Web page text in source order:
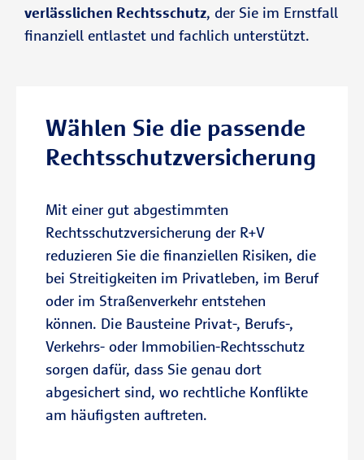
Telefonische Rechtsberatung und
rechtliche Orientierung und
unterstützt einvernehmliche
Zum Verkehrsrechtsschutz
Termin vereinbaren
So erhalten Sie rechtliche Unterstützung
genau dort, wo Konflikte häufig
Rechtsschutzes:
Konflikten rund um Ihr Objekt
Ganz gleich, ob es mit Vermieter,
Mieter, Nachbarn oder der
Hausverwaltung zu Konflikten
kommt: Der R+V-Immobilien-
Rechtsschutz schützt Sie bei
rechtlichen Auseinandersetzungen
rund um Haus, Wohnung oder
Grundstück.
Schutz für Mieter, Eigentümer und
verlässlichen Rechtsschutz, der Sie im Ernstfall
finanziell entlastet und fachlich unterstützt.
Wählen Sie die passende
Rechtsschutzversicherung
Mit einer gut abgestimmten
Rechtsschutzversicherung der R+V
reduzieren Sie die finanziellen Risiken, die
bei Streitigkeiten im Privatleben, im Beruf
oder im Straßenverkehr entstehen
können. Die Bausteine Privat-, Berufs-,
Verkehrs- oder Immobilien-Rechtsschutz
sorgen dafür, dass Sie genau dort
abgesichert sind, wo rechtliche Konflikte
am häufigsten auftreten.